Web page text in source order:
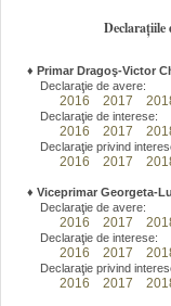
Declarațiile
♦ Primar Dragoş-Victor
Declaraţie de avere:
2016 2017
Declaraţie de interese:
2016 2017
Declaraţie privind
2016 2017
♦ Viceprimar Georgeta-
Declaraţie de avere:
2016 2017
Declaraţie de interese:
2016 2017
Declaraţie privind
2016 2017